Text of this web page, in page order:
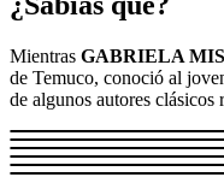
Mientras GABRIELA
de Temuco, conoció al
de algunos autores clásicos